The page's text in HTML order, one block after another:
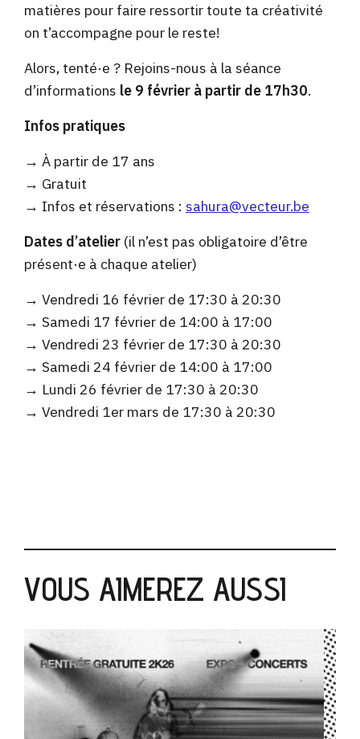
matières pour faire ressortir toute ta créativité
on t’accompagne pour le reste!
Alors, tenté·e ? Rejoins-nous à la séance
d’informations le 9 février à partir de 17h30.
Infos pratiques
→ À partir de 17 ans
→ Gratuit
→ Infos et réservations : sahura@vecteur.be
Dates d’atelier (il n’est pas obligatoire d’être
présent·e à chaque atelier)
→ Vendredi 16 février de 17:30 à 20:30
→ Samedi 17 février de 14:00 à 17:00
→ Vendredi 23 février de 17:30 à 20:30
→ Samedi 24 février de 14:00 à 17:00
→ Lundi 26 février de 17:30 à 20:30
→ Vendredi 1er mars de 17:30 à 20:30
VOUS AIMEREZ AUSSI